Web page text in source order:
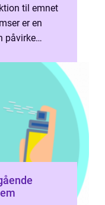
til emnet
er en
påvirke